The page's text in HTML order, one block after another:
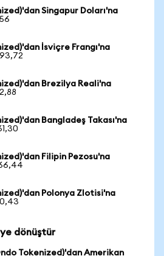
Singapur Doları'na
İsviçre Frangı'na
Brezilya Reali'na
Bangladeş Takası'na
Filipin Pezosu'na
Polonya Zlotisi'na
dönüştür
Tokenized)'dan Amerikan